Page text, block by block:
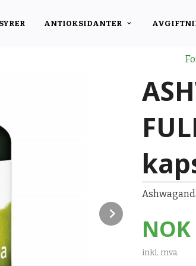
ANTIOKSIDANTER
Pris
NOK
inkl. mva.